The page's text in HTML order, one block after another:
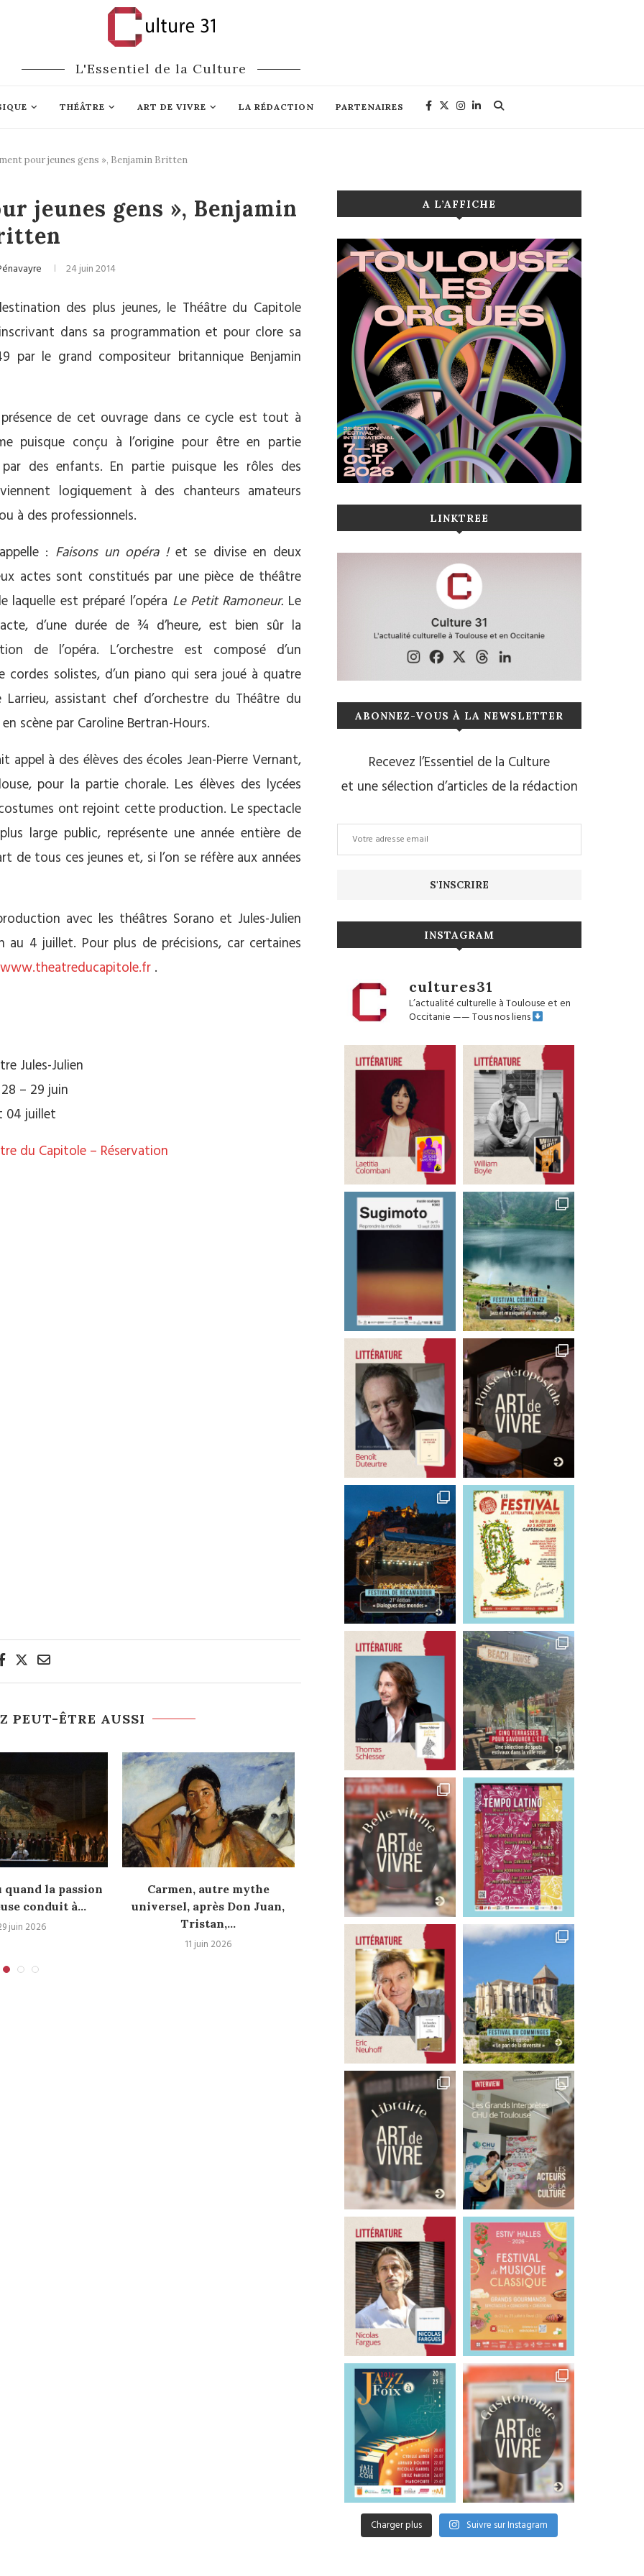
L'Essentiel de la Culture
THÉÂTRE ART DE VIVRE LA RÉDACTION PARTENAIRES
pour jeunes gens », Benjamin Britten
jeunes gens », Benjamin
24 juin 2014
des plus jeunes, le Théâtre du Capitole
dans sa programmation et pour clore sa
par le grand compositeur britannique Benjamin
de cet ouvrage dans ce cycle est tout à
puisque conçu à l’origine pour être en partie
des enfants. En partie puisque les rôles des
logiquement à des chanteurs amateurs
à des professionnels.
: Faisons un opéra !et se divise en deux
actes sont constitués par une pièce de théâtre
laquelle est préparé l’opéra Le Petit Ramoneur. Le
d’une durée de ¾ d’heure, est bien sûr la
de l’opéra. L’orchestre est composé d’un
cordes solistes, d’un piano qui sera joué à quatre
Larrieu, assistant chef d’orchestre du Théâtre du
scène par Caroline Bertran-Hours.
à des élèves des écoles Jean-Pierre Vernant,
pour la partie chorale. Les élèves des lycées
ont rejoint cette production. Le spectacle
large public, représente une année entière de
de tous ces jeunes et, si l’on se réfère aux années
avec les théâtres Sorano et Jules-Julien
4 juillet. Pour plus de précisions, car certaines
www.theatreducapitole.fr .
Jules-Julien
– 29 juin
04 juillet
du Capitole – Réservation
PEUT-ÊTRE AUSSI
quand la passion
conduit à...
juin 2026
Carmen, autre mythe
universel, après Don Juan,
Tristan,...
11 juin 2026
Prodigieux Salomé servie par
une fabuleuse Salomé
2 juin 2026
Salomé, un clash
rythme d’un
25 mai 2026
A L’AFFICHE
LINKTREE
ABONNEZ-VOUS À LA NEWSLETTER
Recevez l’Essentiel de la Culture
et une sélection d’articles de la rédaction
INSTAGRAM
cultures31
L’actualité culturelle à Toulouse et en
Occitanie——Tous nos liens
Charger plus Suivre sur Instagram